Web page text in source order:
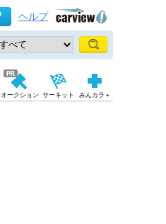
ヘルプ
オークション サーキット みんカラ＋